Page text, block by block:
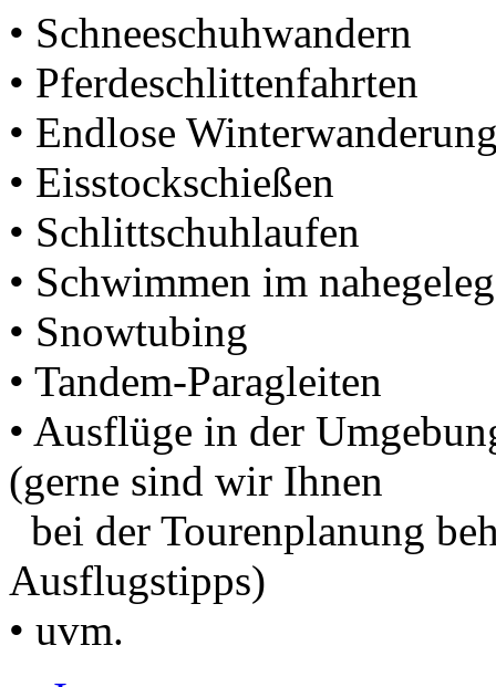
• Schneeschuhwandern
• Pferdeschlittenfahrten
• Endlose
• Eisstockschießen
• Schlittschuhlaufen
• Schwimmen im
• Snowtubing
• Tandem-Paragleiten
• Ausflüge in der
(gerne sind wir Ihnen
bei der Tourenplanung
Ausflugstipps)
• uvm.